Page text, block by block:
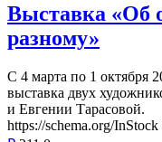
Выставка «Об
разному»
С 4 марта по 1 октября
выставка двух
и Евгении Тарасовой.
https://schema.org/InStock